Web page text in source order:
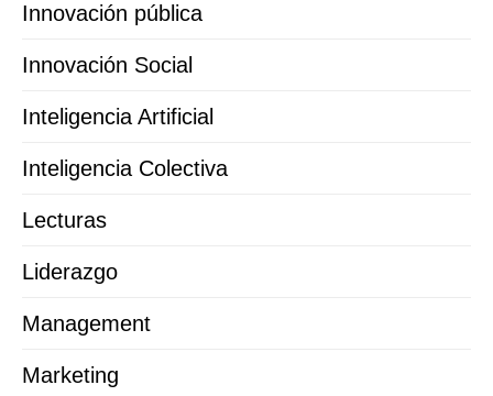
Innovación pública
Innovación Social
Inteligencia Artificial
Inteligencia Colectiva
Lecturas
Liderazgo
Management
Marketing